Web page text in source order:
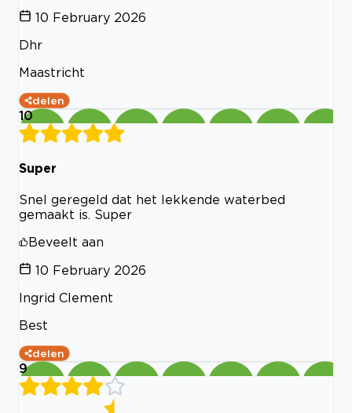
10 February 2026
Dhr
Maastricht
delen
10
Super
Snel geregeld dat het lekkende waterbed
gemaakt is. Super
Beveelt aan
10 February 2026
Ingrid Clement
Best
delen
9